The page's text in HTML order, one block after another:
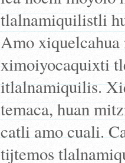
tlalnamiquilistli
Amo xiquelcahua
ximoiyocaquixti
itlalnamiquilis.
temaca, huan
catli amo cuali.
tijtemos